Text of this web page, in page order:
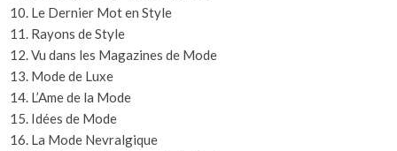
Le Dernier Mot en Style
Rayons de Style
Vu dans les Magazines de Mode
Mode de Luxe
L’Ame de la Mode
Idées de Mode
La Mode Nevralgique